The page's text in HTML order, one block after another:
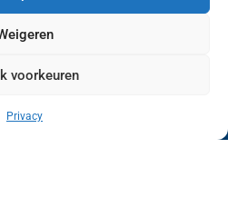
voorkeuren
Privacy
verzorgen het nieuws